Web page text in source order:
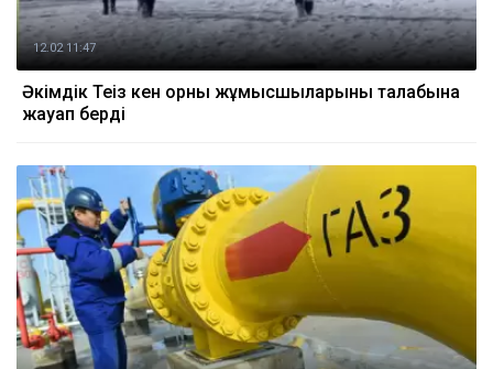
12.02 11:47
Әкімдік Теңіз кен орны жұмысшыларының талабына
жауап берді